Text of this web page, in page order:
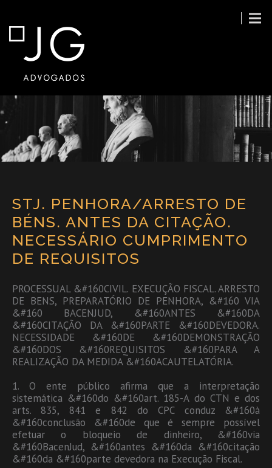
STJ. PENHORA/ARRESTO DE
BÉNS. ANTES DA CITAÇÃO.
NECESSÁRIO CUMPRIMENTO
DE REQUISITOS
PROCESSUAL &#160CIVIL. EXECUÇÃO FISCAL. ARRESTO
DE BENS, PREPARATÓRIO DE PENHORA, &#160 VIA
&#160 BACENJUD, &#160ANTES &#160DA
&#160CITAÇÃO DA &#160PARTE &#160DEVEDORA.
NECESSIDADE &#160DE &#160DEMONSTRAÇÃO
&#160DOS &#160REQUISITOS &#160PARA A
REALIZAÇÃO DA MEDIDA &#160ACAUTELATÓRIA.
1. O ente público afirma que a interpretação
sistemática &#160do &#160art. 185-A do CTN e dos
arts. 835, 841 e 842 do CPC conduz &#160à
&#160conclusão &#160de que é sempre possível
efetuar o bloqueio de dinheiro, &#160via
&#160BacenJud, &#160antes &#160da &#160citação
&#160da &#160parte devedora na Execução Fiscal.